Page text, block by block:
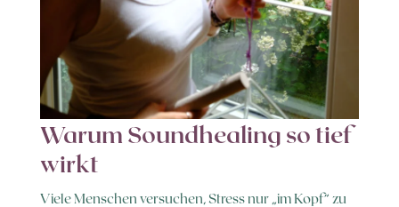
Warum Soundhealing so tief
wirkt
Viele Menschen versuchen, Stress nur „im Kopf“ zu